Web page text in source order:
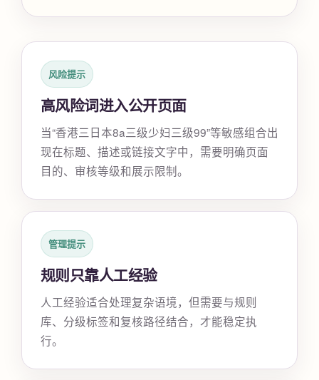
风险提示
高风险词进入公开页面
当“香港三日本8a三级少妇三级99”等敏感组合出
现在标题、描述或链接文字中，需要明确页面
目的、审核等级和展示限制。
管理提示
规则只靠人工经验
人工经验适合处理复杂语境，但需要与规则
库、分级标签和复核路径结合，才能稳定执
行。